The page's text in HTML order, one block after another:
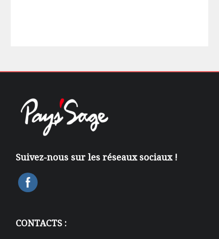
Suivez-nous sur les réseaux sociaux !
CONTACTS :